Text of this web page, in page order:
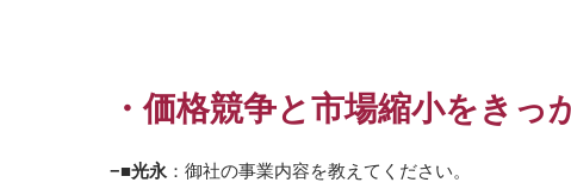
・価格競争と市場縮小をきっ
−■光永：御社の事業内容を教えてください。